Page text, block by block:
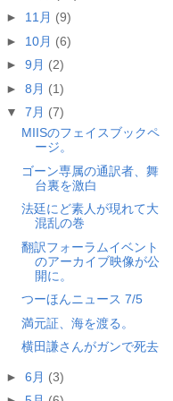
► 11月 (9)
► 10月 (6)
► 9月 (2)
► 8月 (1)
▼ 7月 (7)
MIISのフェイスブックペ
ージ。
ゴーン専属の通訳者、舞
台裏を激白
法廷にど素人が現れて大
混乱の巻
翻訳フォーラムイベント
のアーカイブ映像が公
開に。
つーほんニュース 7/5
満元証、海を渡る。
横田謙さんがガンで死去
► 6月 (3)